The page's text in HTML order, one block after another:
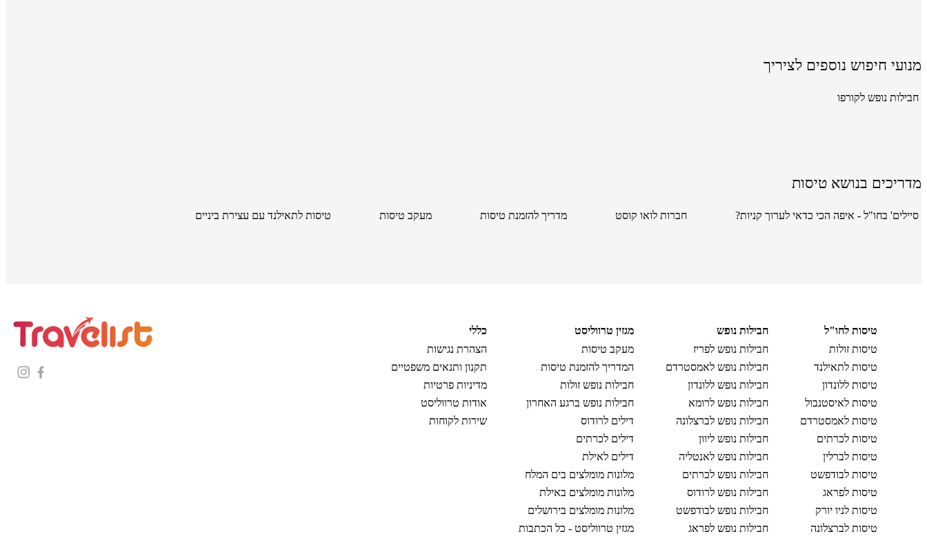
מנועי חיפוש נוספים לציריך
חבילות נופש לקורפו
מדריכים בנושא טיסות
סיילים' בחו"ל - איפה הכי כדאי לערוך קניות? חברות לואו קוסט מדריך להזמנת טיסות מעקב טיסות טיסות לתאילנד עם עצירת ביניים
טיסות לחו"ל
טיסות זולות
טיסות לתאילנד
טיסות ללונדון
טיסות לאיסטנבול
טיסות לאמסטרדם
טיסות לכרתים
טיסות לברלין
טיסות לבודפשט
טיסות לפראג
טיסות לניו יורק
טיסות לברצלונה
חבילות נופש
חבילות נופש לפריז
חבילות נופש לאמסטרדם
חבילות נופש ללונדון
חבילות נופש לרומא
חבילות נופש לברצלונה
חבילות נופש ליוון
חבילות נופש לאנטליה
חבילות נופש לכרתים
חבילות נופש לרודוס
חבילות נופש לבודפשט
חבילות נופש לפראג
מגזין טרווליסט
מעקב טיסות
המדריך להזמנת טיסות
חבילות נופש זולות
חבילות נופש ברגע האחרון
דילים לרודוס
דילים לכרתים
דילים לאילת
מלונות מומלצים בים המלח
מלונות מומלצים באילת
מלונות מומלצים בירושלים
מגזין טרווליסט - כל הכתבות
כללי
הצהרת נגישות
תקנון ותנאים משפטיים
מדיניות פרטיות
אודות טרווליסט
שירות לקוחות